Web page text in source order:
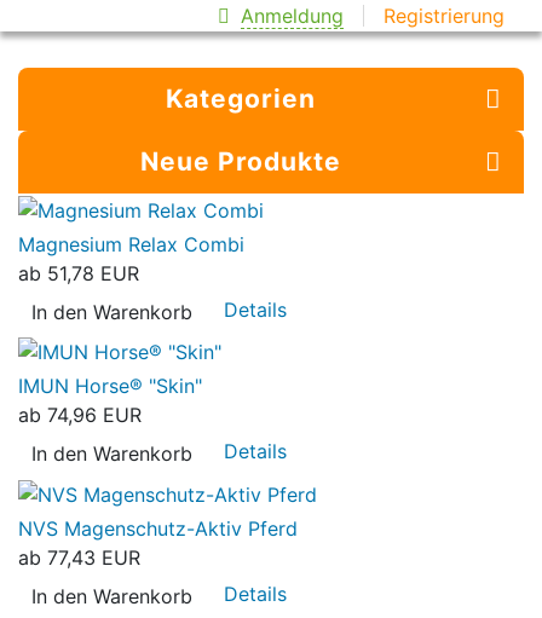
Anmeldung Registrierung
Kategorien
Neue Produkte
Magnesium Relax Combi
ab 51,78 EUR
In den Warenkorb
Details
IMUN Horse® "Skin"
ab 74,96 EUR
In den Warenkorb
Details
NVS Magenschutz-Aktiv Pferd
ab 77,43 EUR
In den Warenkorb
Details